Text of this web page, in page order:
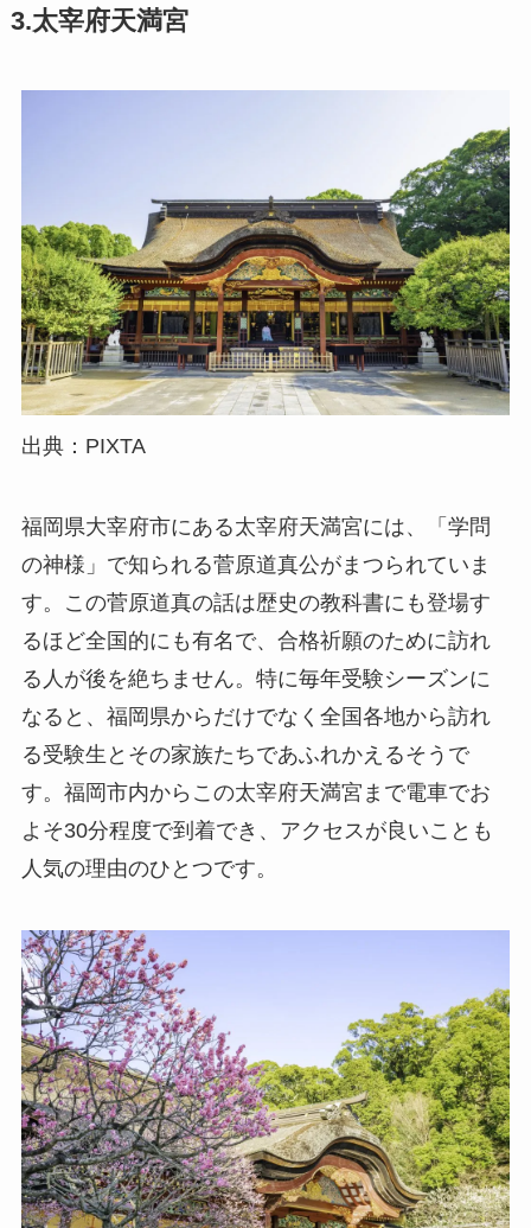
3.太宰府天満宮
出典：PIXTA
福岡県大宰府市にある太宰府天満宮には、「学問
の神様」で知られる菅原道真公がまつられていま
す。この菅原道真の話は歴史の教科書にも登場す
るほど全国的にも有名で、合格祈願のために訪れ
る人が後を絶ちません。特に毎年受験シーズンに
なると、福岡県からだけでなく全国各地から訪れ
る受験生とその家族たちであふれかえるそうで
す。福岡市内からこの太宰府天満宮まで電車でお
よそ30分程度で到着でき、アクセスが良いことも
人気の理由のひとつです。